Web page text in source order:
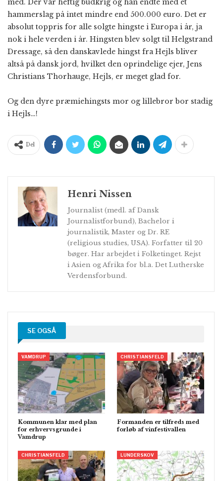
med. Der var heftig budkrig og han endte med et
hammerslag på intet mindre end 500.000 euro. Det er
absolut toppris for alle solgte hingste i Europa i år, ja
nok i hele verden i år. Hingsten blev solgt til Helgstrand
Dressage, så den danskavlede hingst fra Hejls bliver
altså på dansk jord, hvilket den oprindelige ejer, Jens
Christians Thorhauge, Hejls, er meget glad for.
Og den dyre præmiehingsts mor og lillebror bor stadig
i Hejls…!
Del
Henri Nissen
Journalist (medl. af Dansk
Journalistforbund), Bachelor i
journalistik, Master og Dr. RE
(religious studies, USA). Forfatter til 20
bøger. Har arbejdet i Folketinget. Rejst
i Asien og Afrika for bl.a. Det Lutherske
Verdensforbund.
SE OGSÅ
VAMDRUP
Kommunen klar med plan
for erhvervsgrunde i
Vamdrup
CHRISTIANSFELD
Formanden er tilfreds med
forløb af vinfestivallen
CHRISTIANSFELD LUNDERSKOV